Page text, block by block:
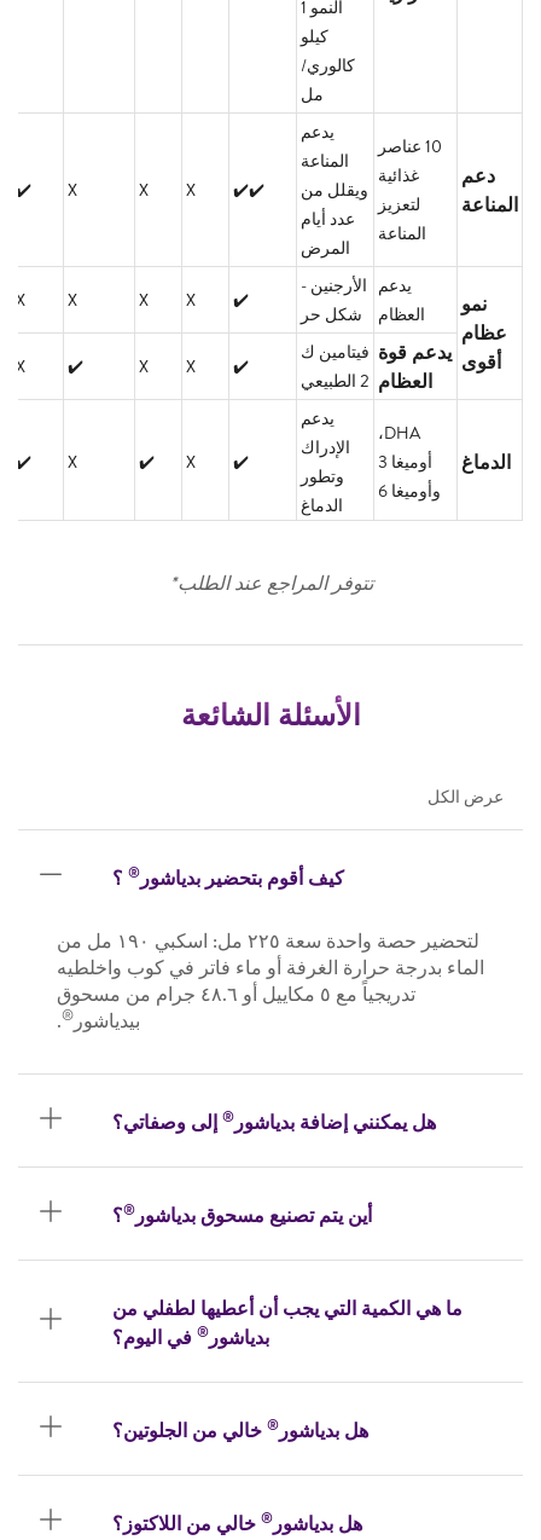
النمو 1
كيلو
كالوري/
مل
دعم
المناعة
10 عناصر
غذائية
لتعزيز
المناعة
يدعم
المناعة
ويقلل من
عدد أيام
المرض
✔️✔️
X
X
X
✔️
نمو
عظام
أقوى
يدعم
العظام
الأرجنين -
شكل حر
✔️
X
X
X
X
يدعم قوة
العظام
فيتامين ك
2 الطبيعي
✔️
X
X
✔️
X
الدماغ
DHA،
أوميغا 3
وأوميغا 6
يدعم
الإدراك
وتطور
الدماغ
✔️
X
✔️
X
✔️
تتوفر المراجع عند الطلب*
الأسئلة الشائعة
عرض الكل
كيف أقوم بتحضير بدياشور® ؟
لتحضير حصة واحدة سعة ٢٢٥ مل: اسكبي ١٩٠ مل من
الماء بدرجة حرارة الغرفة أو ماء فاتر في كوب واخلطيه
تدريجياً مع ٥ مكاييل أو ٤٨.٦ جرام من مسحوق
بيدياشور ®
.
هل يمكنني إضافة بدياشور® إلى وصفاتي؟
أين يتم تصنيع مسحوق بدياشور®؟
ما هي الكمية التي يجب أن أعطيها لطفلي من
بدياشور® في اليوم؟
هل بدياشور® خالي من الجلوتين؟
هل بدياشور® خالي من اللاكتوز؟